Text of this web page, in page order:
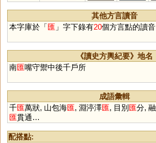
其他方言讀音
本字庫於「匯 」字下錄有20個方言點的讀音
《讀史方輿紀要》地名
南匯嘴守禦中後千戶所
成語彙輯
千匯萬狀, 山包海匯, 淵渟澤匯, 目別 匯分, 融
匯貫通…
配搭點: